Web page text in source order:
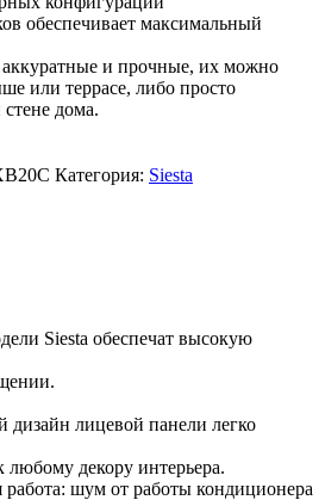
обеспечивает максимальный
и прочные, их можно
или террасе, либо просто
дома.
Категория: Siesta
Siesta обеспечат высокую
лицевой панели легко
декору интерьера.
шум от работы кондиционера